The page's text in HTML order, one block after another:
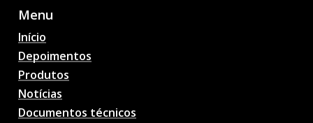
Menu
Início
Depoimentos
Produtos
Notícias
Documentos técnicos